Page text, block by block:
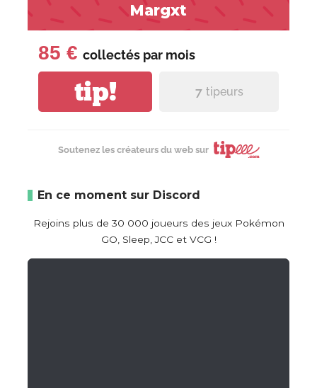
Margxt
85 € collectés par mois
tip! 7 tipeurs
Soutenez les créateurs du web sur
En ce moment sur Discord
Rejoins plus de 30 000 joueurs des jeux Pokémon
GO, Sleep, JCC et VCG !